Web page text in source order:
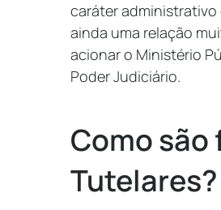
caráter administrativo
ainda uma relação
acionar o Ministério
Poder Judiciário.
Como são
Tutelares?